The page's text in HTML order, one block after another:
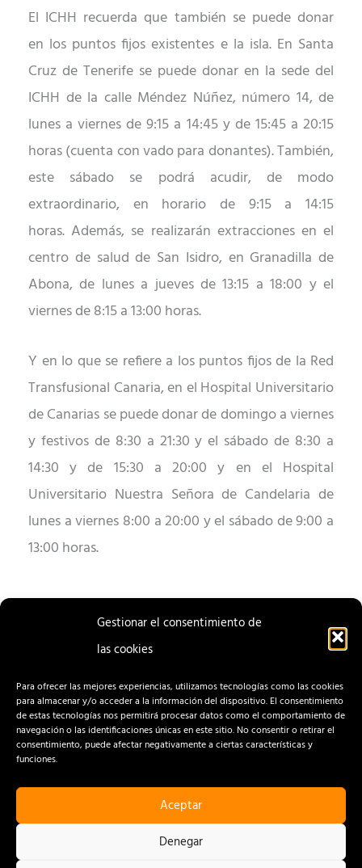
Gestionar el consentimiento de
las cookies
Para ofrecer las mejores experiencias, utilizamos tecnologías como las cookies
para almacenar y/o acceder a la información del dispositivo. El consentimiento
de estas tecnologías nos permitirá procesar datos como el comportamiento de
navegación o las identificaciones únicas en este sitio. No consentir o retirar el
consentimiento, puede afectar negativamente a ciertas características y
funciones.
Aceptar
Denegar
El ICHH recuerda que también se puede donar
en los puntos fijosexistentes e la isla. En Santa
Cruz de Tenerife se puede donar en la sede del
ICHH de la calle Méndez Núñez, número 14, de
lunes a viernes de 9:15 a 14:45 y de 15:45 a 20:15
horas (cuenta con vado para donantes). También,
este sábado se podrá acudir, de modo
extraordinario, en horario de 9:15 a 14:15
horas.Además, se realizarán extracciones en el
centro de salud de San Isidro, en Granadilla de
Abona, de lunes a jueves de 13:15 a 18:00 y el
viernes de 8:15 a 13:00 horas.
Y en lo que se refiere a los puntos fijos de la Red
Transfusional Canaria, en el Hospital Universitario
de Canarias se puede donar de domingo a viernes
y festivos de 8:30 a 21:30 y el sábado de 8:30 a
14:30 y de 15:30 a 20:00 y en el Hospital
Universitario Nuestra Señora de Candelaria de
lunes a viernes 8:00 a 20:00 y el sábado de 9:00 a
13:00 horas.
ENTRADA
CONTACTO
AVISO LEGAL